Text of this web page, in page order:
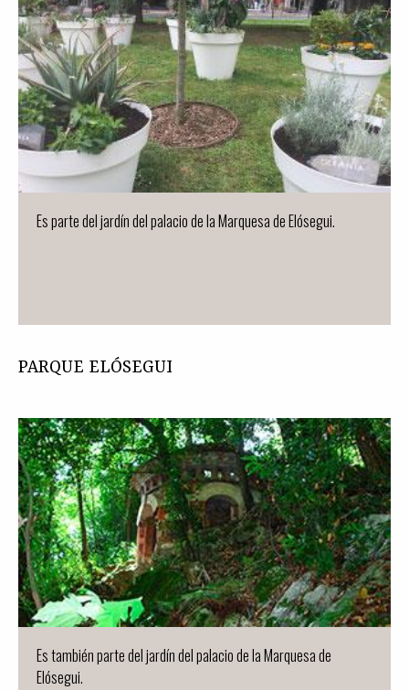
Es parte del jardín del palacio de la Marquesa de Elósegui.
PARQUE ELÓSEGUI
Es también parte del jardín del palacio de la Marquesa de
Elósegui.